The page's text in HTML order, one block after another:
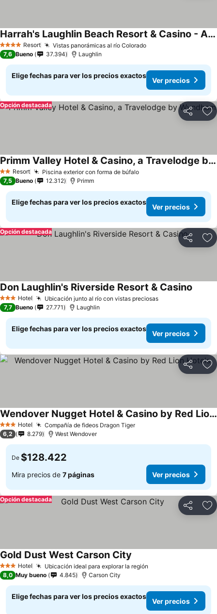
4 EstrellasResort Vistas panorámicas al río Colorado
Harrah's Laughlin Beach Resort & Casino - A Caesars Rewards Destination
7,6 Bueno 37.394 Laughlin
Elige fechas para ver los precios exactos
Ver precios
Compartir
Opción destacada
2 Estrellas
Resort Piscina exterior con forma de búfalo
Primm Valley Hotel & Casino, a Travelodge by Wyndham
7,5 Bueno 12.312 Primm
Elige fechas para ver los precios exactos
Ver precios
Compartir
Opción destacada
3 Estrellas
Hotel Ubicación junto al río con vistas preciosas
Don Laughlin's Riverside Resort & Casino
7,7 Bueno 27.771 Laughlin
Elige fechas para ver los precios exactos
Ver precios
Compartir
3 Estrellas
Hotel Compañía de fideos Dragon Tiger
Wendover Nugget Hotel & Casino by Red Lion Hotels
6,2 8.279 West Wendover
De $128.422
Mira precios de 7 páginas Ver precios
Compartir
Opción destacada
3 Estrellas
Hotel Ubicación ideal para explorar la región
Gold Dust West Carson City
8,0 Muy bueno 4.845 Carson City
Elige fechas para ver los precios exactos
Ver precios